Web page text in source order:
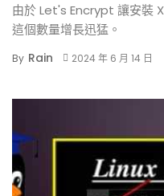
由於 Let's Encrypt 讓安裝
這個數量增長迅猛。
By Rain 2024 年 6 月 14 日